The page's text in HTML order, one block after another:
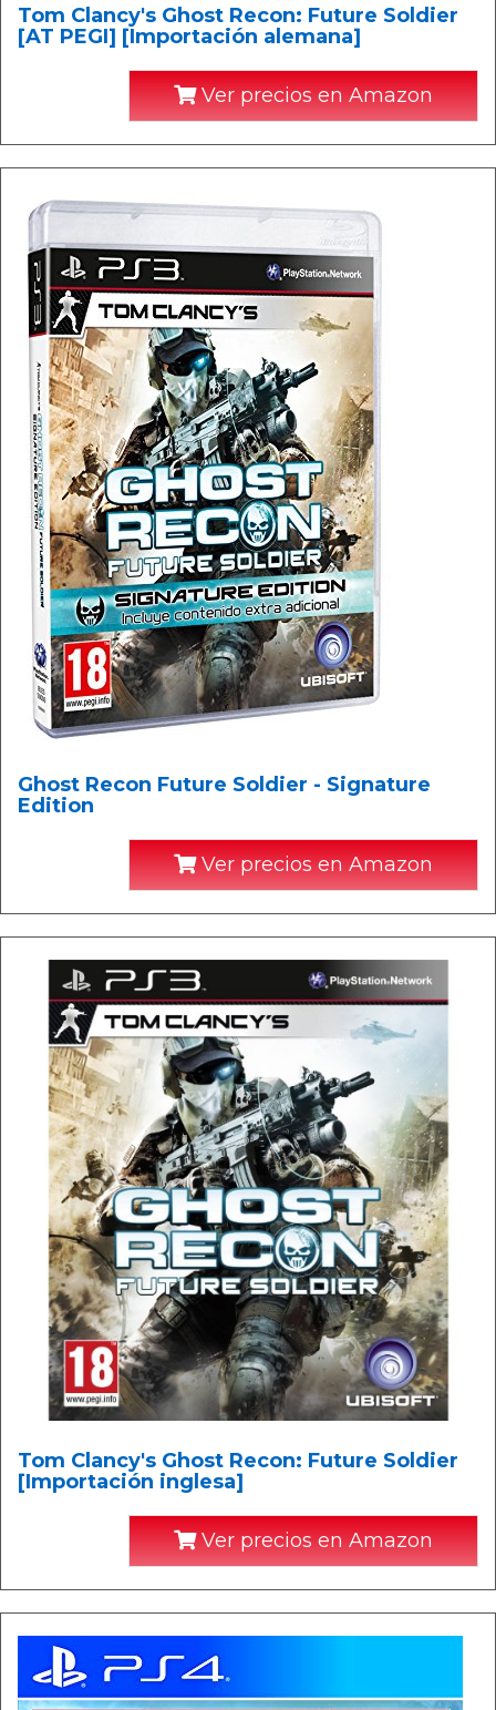
Tom Clancy's Ghost Recon: Future Soldier
[AT PEGI] [Importación alemana]
Ver precios en Amazon
Ghost Recon Future Soldier - Signature
Edition
Ver precios en Amazon
Tom Clancy's Ghost Recon: Future Soldier
[Importación inglesa]
Ver precios en Amazon